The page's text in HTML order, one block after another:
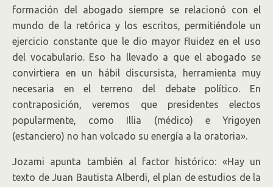
formación del abogado siempre se relacionó con el
mundo de la retórica y los escritos, permitiéndole un
ejercicio constante que le dio mayor fluidez en el uso
del vocabulario. Eso ha llevado a que el abogado se
convirtiera en un hábil discursista, herramienta muy
necesaria en el terreno del debate político. En
contraposición, veremos que presidentes electos
popularmente, como Illia (médico) e Yrigoyen
(estanciero) no han volcado su energía a la oratoria».
Jozami apunta también al factor histórico: «Hay un
texto de Juan Bautista Alberdi, el plan de estudios de la